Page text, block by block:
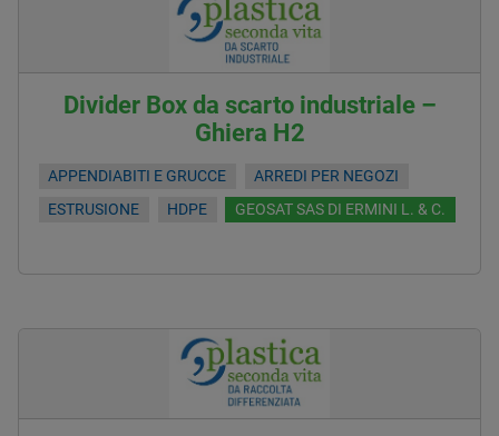
Divider Box da scarto industriale –
Ghiera H2
APPENDIABITI E GRUCCE
ARREDI PER NEGOZI
ESTRUSIONE
HDPE GEOSAT SAS DI ERMINI L. & C.